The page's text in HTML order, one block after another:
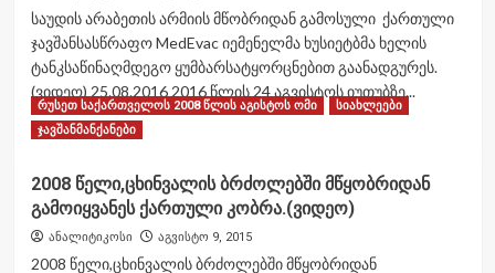
საუდის არაბეთის არმიის მწობრიდან გამოსული ქართული
ჯავშანსასწრაფო MedEvac იემენელმა ხუსიეტბმა ხელის
ტანკსაწინაღმდეგო ყუმბარსატყორცნებით გაანადგურეს.
(ვიდეო) 25.08.2016 2016 წლის 24 აგვისტოს იუთუბზე...
Read MoreRead
საუდის
არაბეთის
არმიის
რუსეთ საქართველოს 2008 წლის აგისტოს ომი
სიახლეები
ჯავშანმანქანები
2008 წელი,ცხინვალის ბრძოლებში მწყობრიდან
გამოიყვანეს ქართული კობრა.(ვიდეო)
ანალიტიკოსი აგვისტო 9, 2015
2008 წელი,ცხინვალის ბრძოლებში მწყობრიდან